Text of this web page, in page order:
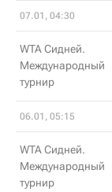
07.01, 04:30
WTA Сидней.
Международный
турнир
06.01, 05:15
WTA Сидней.
Международный
турнир